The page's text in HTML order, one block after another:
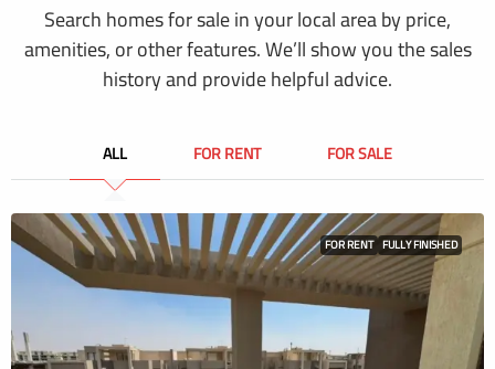
Search homes for sale in your local area by price,
amenities, or other features. We’ll show you the sales
history and provide helpful advice.
ALL FOR RENT FOR SALE
FOR RENT FULLY FINISHED